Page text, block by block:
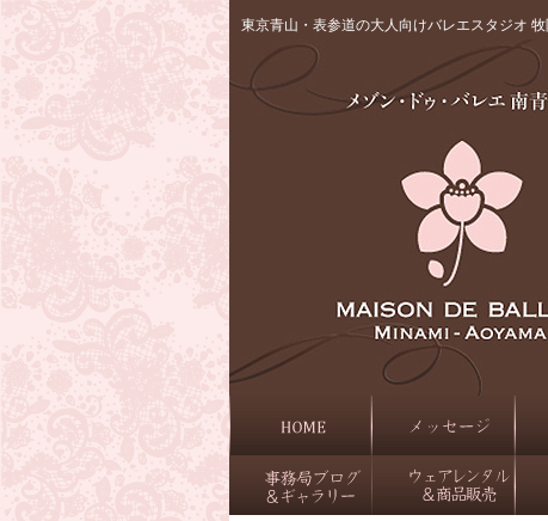
東京青山・表参道の大人向けバレエスタジオ